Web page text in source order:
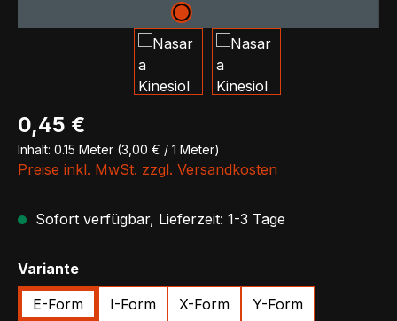
Regulärer Preis:
0,45 €
Inhalt: 0.15 Meter (3,00 € / 1 Meter)
Preise inkl. MwSt. zzgl. Versandkosten
Sofort verfügbar, Lieferzeit: 1-3 Tage
Varianteauswählen
E-Form I-Form X-Form Y-Form